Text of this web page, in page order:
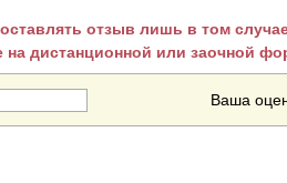
отзыв лишь в том
на дистанционной или заочной
Ваша